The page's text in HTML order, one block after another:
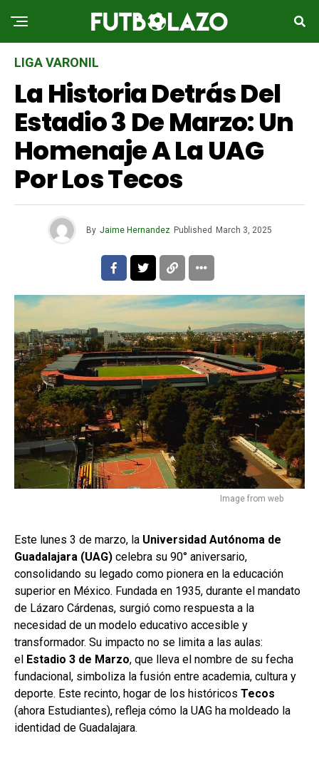
LIGA VARONIL
La Historia Detrás Del
Estadio 3 De Marzo: Un
Homenaje A La UAG
Por Los Tecos
By Jaime Hernandez Published March 3, 2025
Image from web
Este lunes 3 de marzo, la Universidad Autónoma de
Guadalajara (UAG) celebra su 90° aniversario,
consolidando su legado como pionera en la educación
superior en México. Fundada en 1935, durante el mandato
de Lázaro Cárdenas, surgió como respuesta a la
necesidad de un modelo educativo accesible y
transformador. Su impacto no se limita a las aulas:
el Estadio 3 de Marzo, que lleva el nombre de su fecha
fundacional, simboliza la fusión entre academia, cultura y
deporte. Este recinto, hogar de los históricos Tecos
(ahora Estudiantes), refleja cómo la UAG ha moldeado la
identidad de Guadalajara.